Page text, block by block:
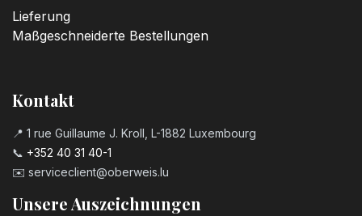
Lieferung
Maßgeschneiderte Bestellungen
Kontakt
📍 1 rue Guillaume J. Kroll, L-1882 Luxembourg
📞 +352 40 31 40-1
✉️ serviceclient@oberweis.lu
Unsere Auszeichnungen